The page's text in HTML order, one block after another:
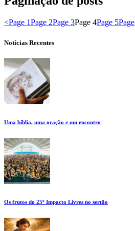
<Page 1Page 2Page 3Page 4Page 5Page
Notícias Recentes
Uma bíblia, uma oração e um encontro
Os frutos do 25º Impacto Livres no sertão